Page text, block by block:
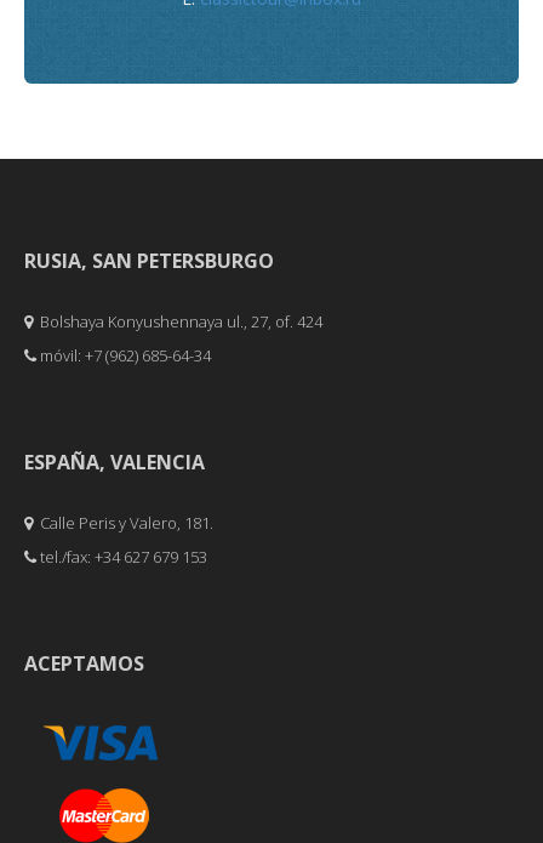
RUSIA, SAN PETERSBURGO
Bolshaya Konyushennaya ul., 27, of. 424
móvil: +7 (962) 685-64-34
ESPAÑA, VALENCIA
Calle Peris y Valero, 181.
tel./fax: +34 627 679 153
ACEPTAMOS